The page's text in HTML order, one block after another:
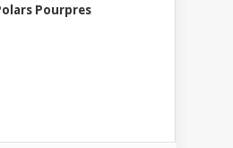
Pourpres